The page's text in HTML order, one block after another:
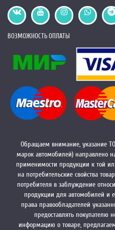
ВОЗМОЖНОСТЬ ОПЛАТЫ
Обращаем внимание, указание
марок автомобилей) направлено
применимости продукции к той
на потребительские свойства
потребителя в заблуждение
продукции для автомобилей и
права правообладателей
предоставлять покупателю
информацию о товаре,